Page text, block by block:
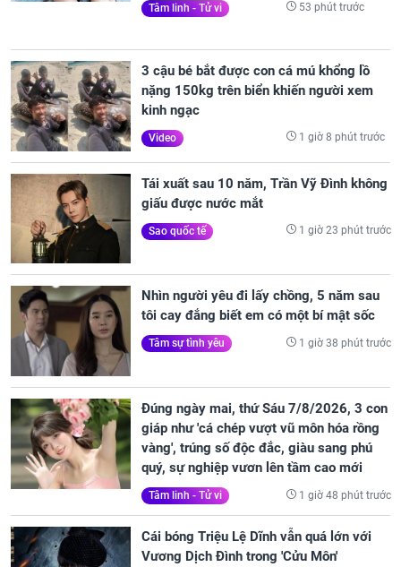
Tâm linh - Tử vi 53 phút trước
3 cậu bé bắt được con cá mú khổng lồ
nặng 150kg trên biển khiến người xem
kinh ngạc
Video 1 giờ 8 phút trước
Tái xuất sau 10 năm, Trần Vỹ Đình không
giấu được nước mắt
Sao quốc tế 1 giờ 23 phút trước
Nhìn người yêu đi lấy chồng, 5 năm sau
tôi cay đắng biết em có một bí mật sốc
Tâm sự tình yêu 1 giờ 38 phút trước
Đúng ngày mai, thứ Sáu 7/8/2026, 3 con
giáp như 'cá chép vượt vũ môn hóa rồng
vàng', trúng số độc đắc, giàu sang phú
quý, sự nghiệp vươn lên tầm cao mới
Tâm linh - Tử vi 1 giờ 48 phút trước
Cái bóng Triệu Lệ Dĩnh vẫn quá lớn với
Vương Dịch Đình trong 'Cửu Môn'